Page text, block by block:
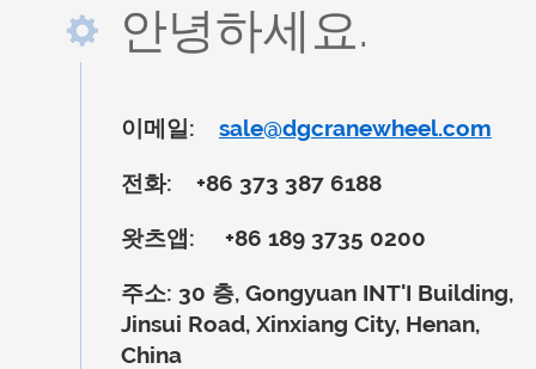
안녕하세요.
이메일: sale@dgcranewheel.com
전화: +86 373 387 6188
왓츠앱: +86 189 3735 0200
주소: 30 층, Gongyuan INT'I Building,
Jinsui Road, Xinxiang City, Henan,
China